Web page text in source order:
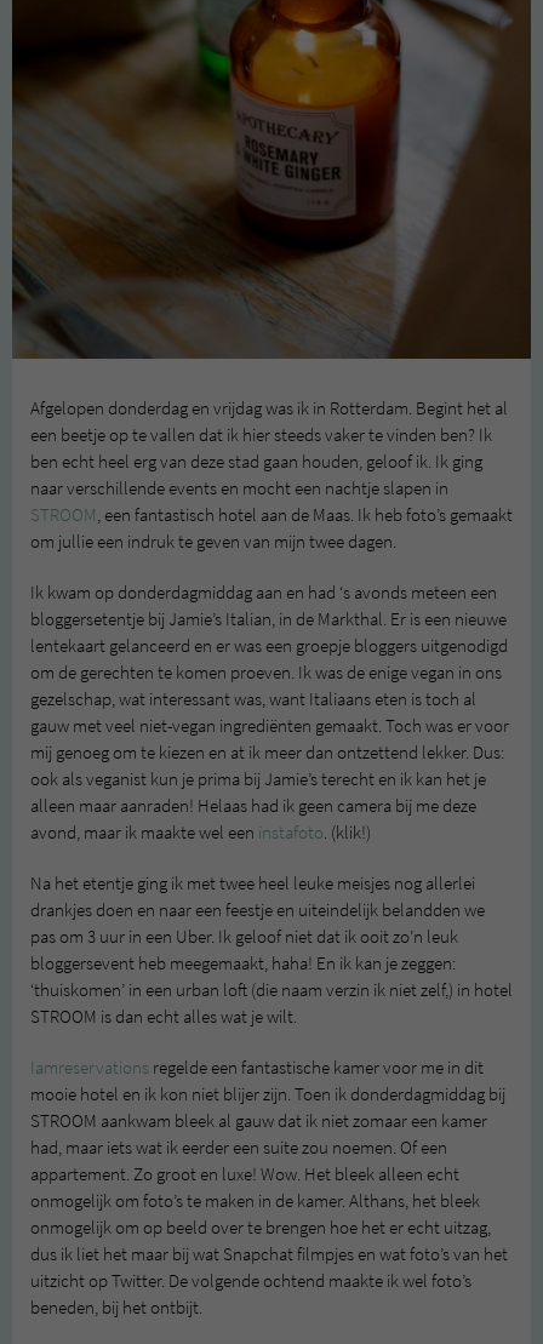
Afgelopen donderdag en vrijdag was ik in Rotterdam. Begint het al
een beetje op te vallen dat ik hier steeds vaker te vinden ben? Ik
ben echt heel erg van deze stad gaan houden, geloof ik. Ik ging
naar verschillende events en mocht een nachtje slapen in
STROOM, een fantastisch hotel aan de Maas. Ik heb foto’s gemaakt
om jullie een indruk te geven van mijn twee dagen.
Ik kwam op donderdagmiddag aan en had ‘s avonds meteen een
bloggersetentje bij Jamie’s Italian, in de Markthal. Er is een nieuwe
lentekaart gelanceerd en er was een groepje bloggers uitgenodigd
om de gerechten te komen proeven. Ik was de enige vegan in ons
gezelschap, wat interessant was, want Italiaans eten is toch al
gauw met veel niet-vegan ingrediënten gemaakt. Toch was er voor
mij genoeg om te kiezen en at ik meer dan ontzettend lekker. Dus:
ook als veganist kun je prima bij Jamie’s terecht en ik kan het je
alleen maar aanraden! Helaas had ik geen camera bij me deze
avond, maar ik maakte wel een instafoto. (klik!)
Na het etentje ging ik met twee heel leuke meisjes nog allerlei
drankjes doen en naar een feestje en uiteindelijk belandden we
pas om 3 uur in een Uber. Ik geloof niet dat ik ooit zo’n leuk
bloggersevent heb meegemaakt, haha! En ik kan je zeggen:
‘thuiskomen’ in een urban loft (die naam verzin ik niet zelf,) in hotel
STROOM is dan echt alles wat je wilt.
Iamreservations regelde een fantastische kamer voor me in dit
mooie hotel en ik kon niet blijer zijn. Toen ik donderdagmiddag bij
STROOM aankwam bleek al gauw dat ik niet zomaar een kamer
had, maar iets wat ik eerder een suite zou noemen. Of een
appartement. Zo groot en luxe! Wow. Het bleek alleen echt
onmogelijk om foto’s te maken in de kamer. Althans, het bleek
onmogelijk om op beeld over te brengen hoe het er echt uitzag,
dus ik liet het maar bij wat Snapchat filmpjes en wat foto’s van het
uitzicht op Twitter. De volgende ochtend maakte ik wel foto’s
beneden, bij het ontbijt.